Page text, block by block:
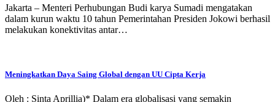
Jakarta – Menteri Perhubungan Budi karya Sumadi mengatakan
dalam kurun waktu 10 tahun Pemerintahan Presiden Jokowi berhasil
melakukan konektivitas antar…
Meningkatkan Daya Saing Global dengan UU Cipta Kerja
Oleh : Sinta Aprillia)* Dalam era globalisasi yang semakin